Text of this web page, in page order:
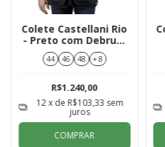
Colete Castellani Rio
- Preto com Debrum
Verde
44 46 48 + 8
R$1.240,00
12 x de R$103,33 sem
juros
COMPRAR